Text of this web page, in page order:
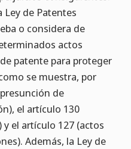
de Patentes
o considera de
actos
patente para proteger
se muestra, por
de
el artículo 130
el artículo 127 (actos
Además, la Ley de